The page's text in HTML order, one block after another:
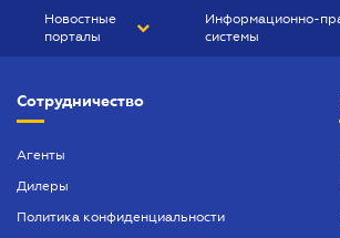
Новостные
порталы
БИЗНЕС
Информационно-
системы
БУХГАЛТЕР ПРОФ
ЮРИСТ ПРОФ
Сотрудничество
Агенты
Дилеры
Политика конфиденциальности